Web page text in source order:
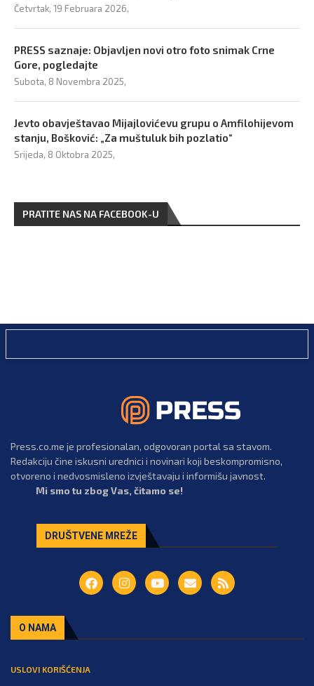
Četvrtak, 19 Februara 2026,
PRESS saznaje: Objavljen novi otro foto snimak Crne
Gore, pogledajte
Subota, 8 Novembra 2025,
Jevto obavještavao Mijajlovićevu grupu o Amfilohijevom
stanju, Bošković: „Za muštuluk bih pozlatio“
Srijeda, 8 Oktobra 2025,
PRATITE NAS NA FACEBOOK-U
Press.co.me je profesionalan, odgovoran portal sa stavom.
Redakciju čine iskusni urednici i novinari koji beskompromisno,
otvoreno i nedvosmisleno izvještavaju i informišu javnost.
Mi smo tu zbog Vas, čitamo se!
DRUŠTVENE MREŽE
O NAMA
USLOVI KORIŠĆENJA